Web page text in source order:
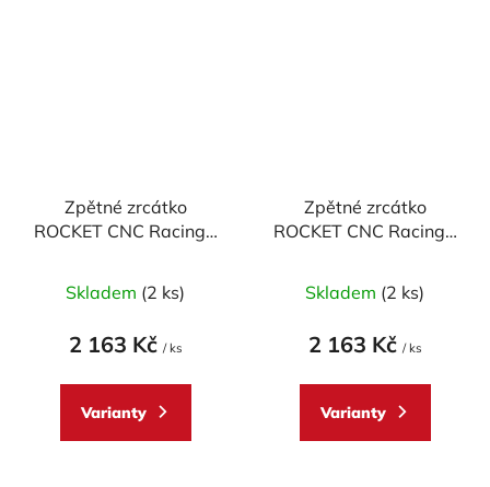
Zpětné zrcátko
ROCKET CNC Racing -
Skladem (2 ks)
2 163 Kč / ks
Varianty
Zpětné zrcátko
ROCKET CNC Racing -
Skladem (2 ks)
2 163 Kč / ks
Varianty